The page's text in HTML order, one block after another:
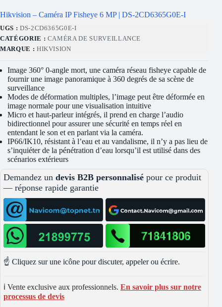
Hikvision – Caméra IP Fisheye 6 MP | DS-2CD6365G0E-I
UGS : DS-2CD6365G0E-I
CATÉGORIE : CAMÉRA DE SURVEILLANCE
MARQUE : HIKVISION
Image 360° 0-angle mort, une caméra réseau fisheye capable de
fournir une image panoramique à 360 degrés de sa scène de
surveillance
Modes de déformation multiples, l’image peut être déformée en
image normale pour une visualisation intuitive
Micro et haut-parleur intégrés, il prend en charge l’audio
bidirectionnel pour assurer une sécurité en temps réel en
entendant le son et en parlant via la caméra.
IP66/IK10, résistant à l’eau et au vandalisme, il n’y a pas lieu de
s’inquiéter de la pénétration d’eau lorsqu’il est utilisé dans des
scénarios extérieurs
Demandez un devis B2B personnalisé pour ce produit
— réponse rapide garantie
☝️ Cliquez sur une icône pour discuter, appeler ou écrire.
ℹ️ Vente exclusive aux professionnels. En savoir plus sur notre
processus de devis